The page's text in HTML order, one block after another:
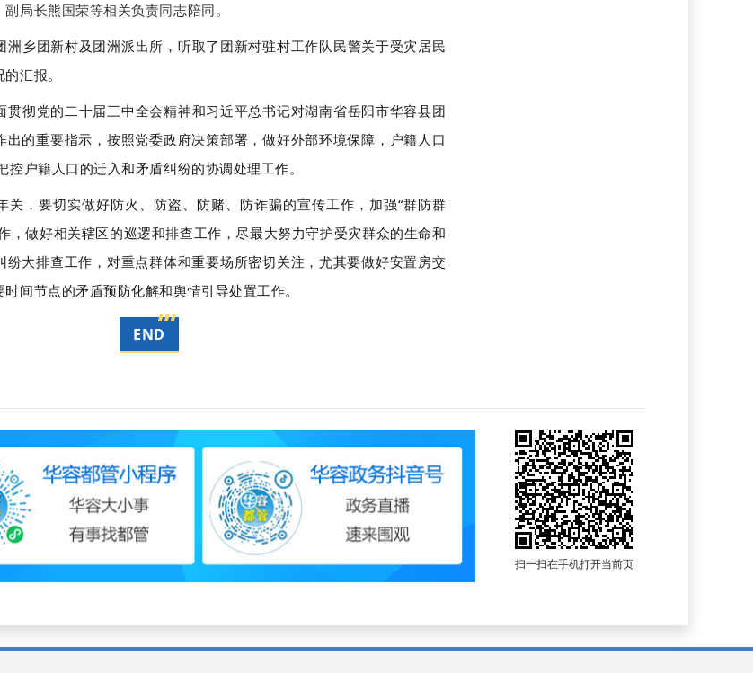
局长熊国荣等相关负责同志陪同。
洲乡团新村及团洲派出所，听取了团新村驻村工作队民警关于受灾居民
汇报。
贯彻党的二十届三中全会精神和习近平总书记对湖南省岳阳市华容县团
出的重要指示，按照党委政府决策部署，做好外部环境保障，户籍人口
控户籍人口的迁入和矛盾纠纷的协调处理工作。
关，要切实做好防火、防盗、防赌、防诈骗的宣传工作，加强“群防群
，做好相关辖区的巡逻和排查工作，尽最大努力守护受灾群众的生命和
纷大排查工作，对重点群体和重要场所密切关注，尤其要做好安置房交
间节点的矛盾预防化解和舆情引导处置工作。
END
扫一扫在手机打开当前页